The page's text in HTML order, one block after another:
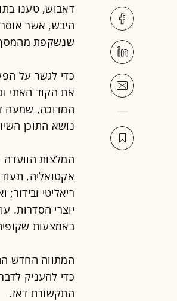
דאבוש, טענו
שנשקפת מהמסך
כדי לגשר על
את הקוד האתי
המדוכה, שמעה
נושא התוכן
המלצות הוועדה
אקטואליה,
ריאליטי
יוצרי הסדרות.
באמצעות
המתווה החדש
כדי להעניק
התקשורת דאז.